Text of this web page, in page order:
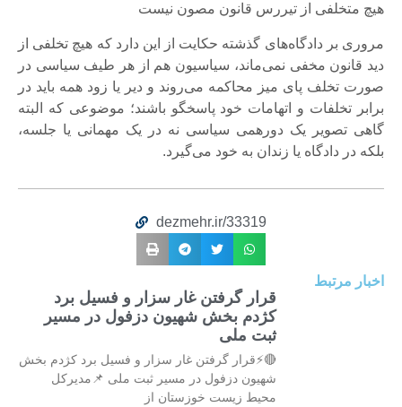
هیچ متخلفی از تیررس قانون مصون نیست
مروری بر دادگا‌ه‌های گذشته حکایت از این دارد که هیچ تخلفی از
دید قانون مخفی نمی‌ماند، سیاسیون هم از هر طیف سیاسی در
صورت تخلف پای میز محاکمه می‌روند و دیر یا زود همه باید در
برابر تخلفات و اتهامات خود پاسخگو باشند؛ موضوعی که البته
گاهی تصویر یک دورهمی سیاسی نه در یک مهمانی یا جلسه،
بلکه در دادگاه یا زندان به خود می‌گیرد.
dezmehr.ir/33319
اخبار مرتبط
قرار گرفتن غار سزار و فسیل برد
کژدم بخش شهیون دزفول در مسیر
ثبت ملی
🔴⚡قرار گرفتن غار سزار و فسیل برد کژدم بخش
شهیون دزفول در مسیر ثبت ملی 📌مدیرکل
محیط زیست خوزستان از